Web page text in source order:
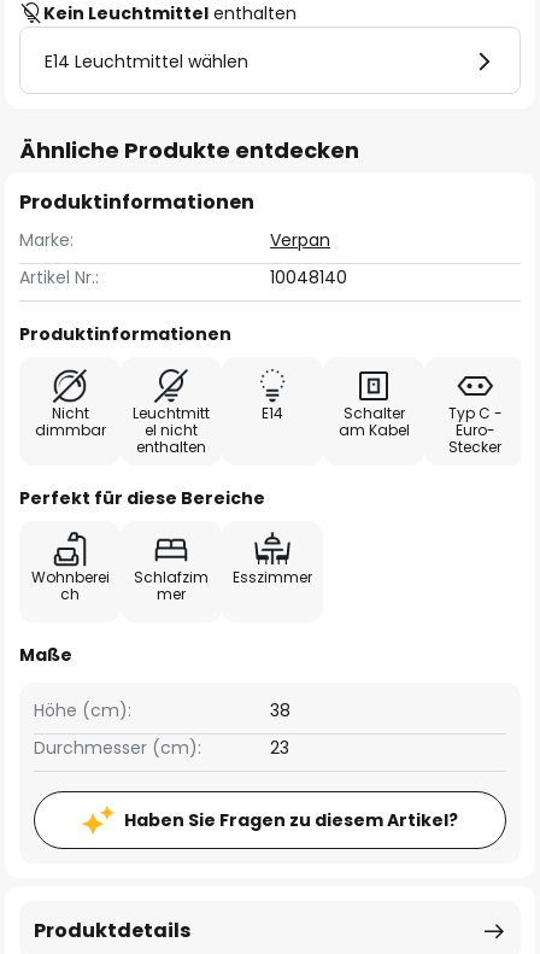
Kein Leuchtmittel enthalten
E14 Leuchtmittel wählen
Ähnliche Produkte entdecken
Produktinformationen
Marke:
Verpan
Artikel Nr.:
10048140
Produktinformationen
Nicht
dimmbar
Leuchtmitt
el nicht
enthalten
E14
Schalter
am Kabel
Typ C -
Euro-
Stecker
Perfekt für diese Bereiche
Wohnberei
ch
Schlafzim
mer
Esszimmer
Maße
Höhe (cm):
38
Durchmesser (cm):
23
Haben Sie Fragen zu diesem Artikel?
Produktdetails